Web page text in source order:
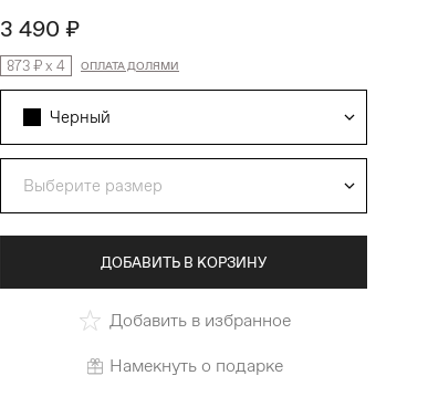
3 490 ₽
873 ₽x 4 ОПЛАТА ДОЛЯМИ
Черный
Выберите размер
ДОБАВИТЬ В КОРЗИНУ
Добавить в избранное
Намекнуть о подарке